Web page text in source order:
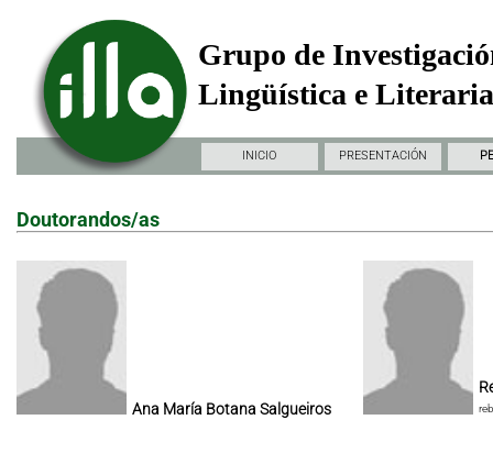
Grupo de
Lingüística e
INICIO PRESENTACIÓN
Doutorandos/as
Ana María Botana Salgueiros